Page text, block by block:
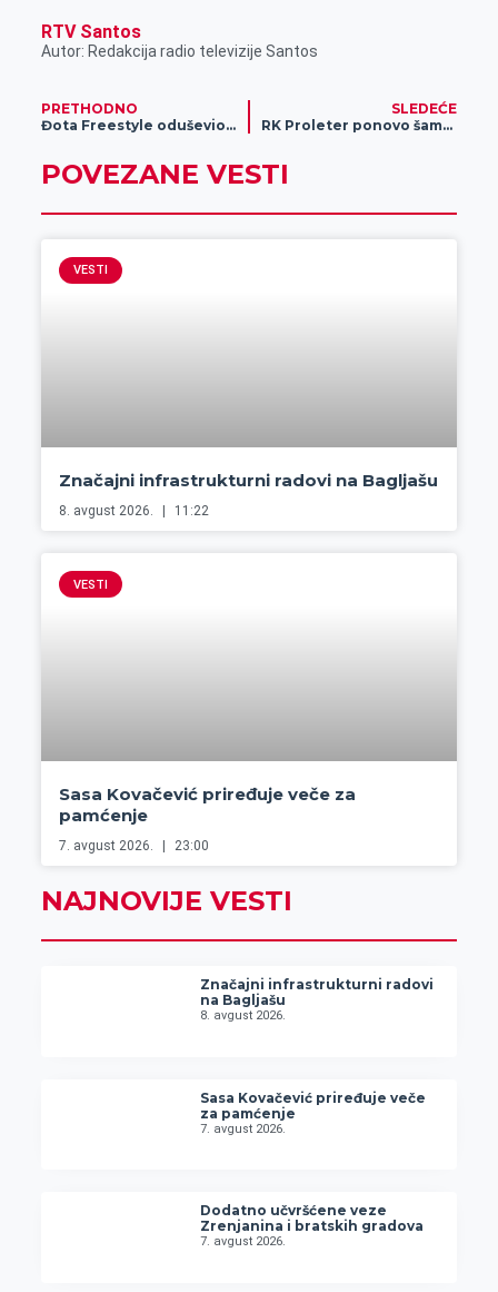
RTV Santos
Autor: Redakcija radio televizije Santos
PRETHODNO
Đota Freestyle oduševio tinejdžere
SLEDEĆE
RK Proleter ponovo šampion
POVEZANE VESTI
VESTI
Značajni infrastrukturni radovi na Bagljašu
8. avgust 2026. 11:22
VESTI
Sasa Kovačević priređuje veče za
pamćenje
7. avgust 2026. 23:00
NAJNOVIJE VESTI
Značajni infrastrukturni radovi
na Bagljašu
8. avgust 2026.
Sasa Kovačević priređuje veče
za pamćenje
7. avgust 2026.
Dodatno učvršćene veze
Zrenjanina i bratskih gradova
7. avgust 2026.